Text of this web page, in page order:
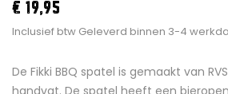
€ 19,95
Inclusief btw Geleverd binnen 3-4
De Fikki BBQ spatel is gemaakt van